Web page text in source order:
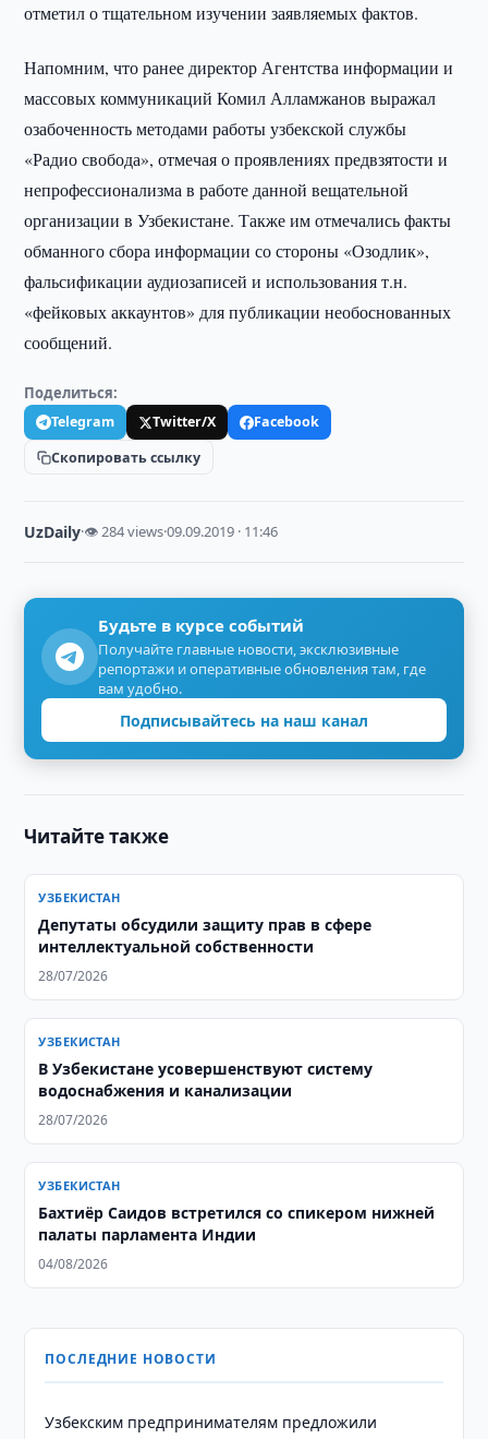
отметил о тщательном изучении заявляемых фактов.
Напомним, что ранее директор Агентства информации и
массовых коммуникаций Комил Алламжанов выражал
озабоченность методами работы узбекской службы
«Радио свобода», отмечая о проявлениях предвзятости и
непрофессионализма в работе данной вещательной
организации в Узбекистане. Также им отмечались факты
обманного сбора информации со стороны «Озодлик»,
фальсификации аудиозаписей и использования т.н.
«фейковых аккаунтов» для публикации необоснованных
сообщений.
Поделиться:
Telegram Twitter/X
Facebook
Скопировать ссылку
UzDaily·👁 284 views·09.09.2019 · 11:46
Будьте в курсе событий
Получайте главные новости, эксклюзивные
репортажи и оперативные обновления там, где
вам удобно.
Подписывайтесь на наш канал
Читайте также
УЗБЕКИСТАН
Депутаты обсудили защиту прав в сфере
интеллектуальной собственности
28/07/2026
УЗБЕКИСТАН
В Узбекистане усовершенствуют систему
водоснабжения и канализации
28/07/2026
УЗБЕКИСТАН
Бахтиёр Саидов встретился со спикером нижней
палаты парламента Индии
04/08/2026
ПОСЛЕДНИЕ НОВОСТИ
Узбекским предпринимателям предложили